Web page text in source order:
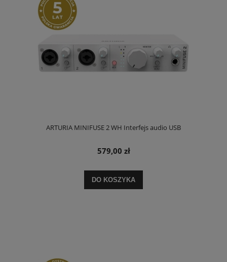
ARTURIA MINIFUSE 2 WH Interfejs audio USB
579,00 zł
DO KOSZYKA